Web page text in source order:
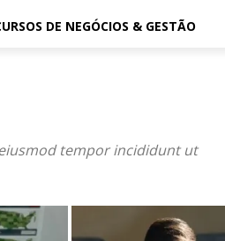
DE NEGÓCIOS & GESTÃO
tempor incididunt ut